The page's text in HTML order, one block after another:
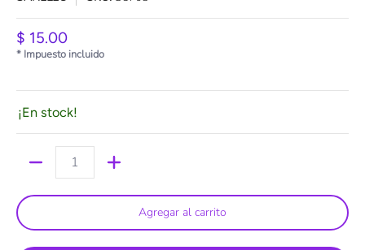
$ 15.00
* Impuesto incluido
¡En stock!
Agregar al carrito